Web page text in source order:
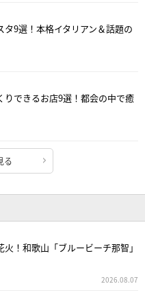
9選！本格イタリアン＆話題の
りできるお店9選！都会の中で癒
る
！和歌山「ブルービーチ那智」
2026.08.07